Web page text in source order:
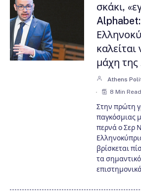
σκάκι,
Alphabet:
καλείται
μάχη της
Athens
8 Min Read
Στην πρώτη
παγκόσμιας
περνά ο Σερ
βρίσκεται
τα